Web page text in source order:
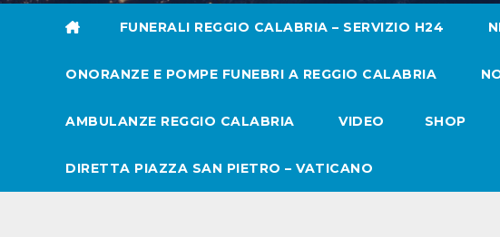
FUNERALI REGGIO CALABRIA – SERVIZIO H24
ONORANZE E POMPE FUNEBRI A REGGIO CALABRIA
AMBULANZE REGGIO CALABRIA VIDEO SHOP
DIRETTA PIAZZA SAN PIETRO – VATICANO